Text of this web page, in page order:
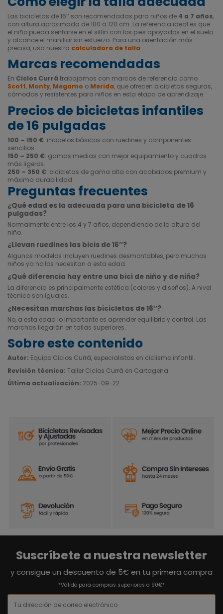
Las bicicletas de 16’’ son recomendadas para niños de 4 a 7 años,
con altura aproximada de 100 a 120 cm. La referencia ideal es que
el niño pueda sentarse en el sillín con los pies apoyados en el suelo
y alcance el manillar sin esfuerzo. Para una orientación más
precisa, usa nuestra calculadora de talla.
Marcas recomendadas
En Ciclos Currá trabajamos con marcas de referencia como
Scott, Monty, Megamo o Merida, que ofrecen bicicletas seguras,
cómodas y resistentes para niños en esta etapa de aprendizaje.
Precios de bicicletas infantiles
de 16 pulgadas
100 – 150 €: modelos básicos con ruedines y componentes
sencillos.
150 – 250 €: gamas medias con mejor equipamiento y cuadros
más ligeros.
250 – 350 €: bicicletas de gama alta con acabados premium y
máxima durabilidad.
Preguntas frecuentes
¿Qué edad es la adecuada para una bicicleta de 16
pulgadas?
Normalmente entre los 4 y 7 años, dependiendo de la altura del
niño.
¿Llevan ruedines las bicis de 16’’?
Algunos modelos incluyen ruedines desmontables, pero muchos
niños ya no los necesitan a esta edad.
¿Qué diferencia hay entre una bici de niño y de niña?
La diferencia es principalmente estética (colores y diseños). A nivel
técnico son iguales.
¿Necesitan marchas las bicicletas de 16’’?
No, a esta edad lo importante es aprender equilibrio y control. Las
marchas llegarán en tallas superiores.
Sobre este contenido
Autor: Equipo Ciclos Currá, especialistas en ciclismo infantil.
Revisión técnica: Taller Ciclos Currá en Cartagena.
Última actualización: 2025-09-22.
Suscríbete a nuestra newsletter
y consigue un descuento de 5€ en tu primera compra
*Válido para compras superiores a 90€*